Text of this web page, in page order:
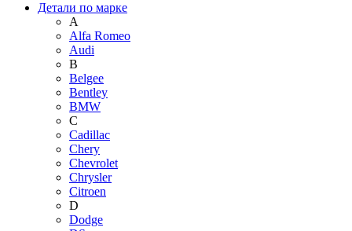
Детали по марке
A
Alfa Romeo
Audi
B
Belgee
Bentley
BMW
C
Cadillac
Chery
Chevrolet
Chrysler
Citroen
D
Dodge